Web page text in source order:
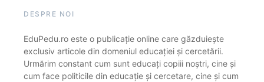
DESPRE NOI
EduPedu.ro este o publicație online care găzduiește
exclusiv articole din domeniul educației și cercetării.
Urmărim constant cum sunt educați copiii noștri, cine și
cum face politicile din educație și cercetare, cine și cum